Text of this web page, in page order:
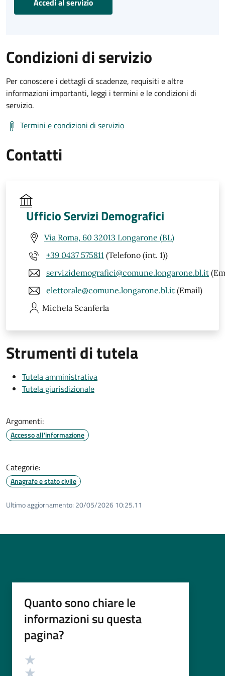
Condizioni di servizio
Per conoscere i dettagli di scadenze, requisiti e altre
informazioni importanti, leggi i termini e le condizioni di
servizio.
Termini e condizioni di servizio
Contatti
Ufficio Servizi Demografici
Via Roma, 60 32013 Longarone (BL)
+39 0437 575811 (Telefono (int. 1))
servizidemografici@comune.longarone.bl.it
elettorale@comune.longarone.bl.it (Email)
Michela Scanferla
Strumenti di tutela
Tutela amministrativa
Tutela giurisdizionale
Argomenti:
Accesso all'informazione
Categorie:
Anagrafe e stato civile
Ultimo aggiornamento: 20/05/2026 10:25.11
Quanto sono chiare le
informazioni su questa
pagina?
Valutazione